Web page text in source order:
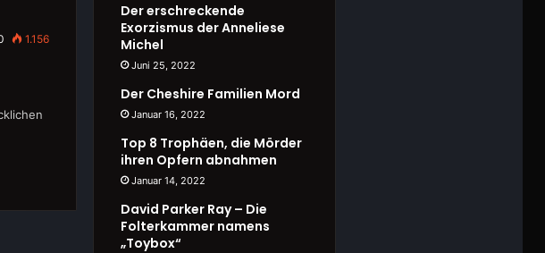
1.156
Der erschreckende
Exorzismus der Anneliese
Michel
Juni 25, 2022
Der Cheshire Familien Mord
Januar 16, 2022
Top 8 Trophäen, die Mörder
ihren Opfern abnahmen
Januar 14, 2022
David Parker Ray – Die
Folterkammer namens
„Toybox“